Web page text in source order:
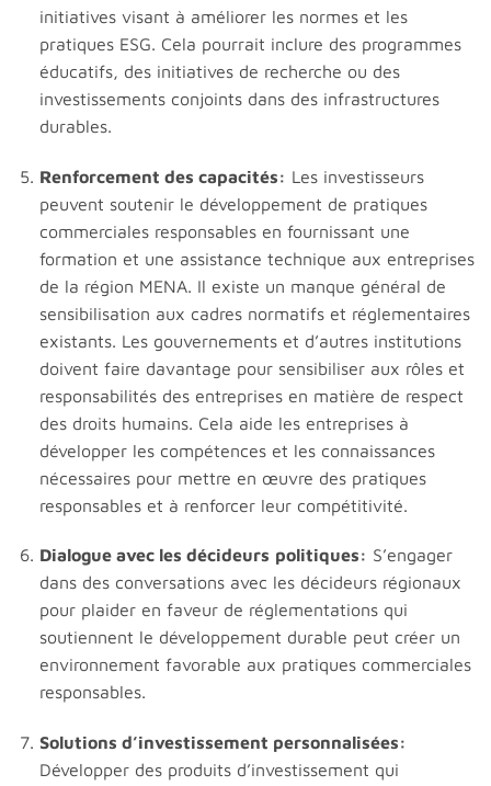
initiatives visant à améliorer les normes et les
pratiques ESG. Cela pourrait inclure des programmes
éducatifs, des initiatives de recherche ou des
investissements conjoints dans des infrastructures
durables.
Renforcement des capacités: Les investisseurs
peuvent soutenir le développement de pratiques
commerciales responsables en fournissant une
formation et une assistance technique aux entreprises
de la région MENA. Il existe un manque général de
sensibilisation aux cadres normatifs et réglementaires
existants. Les gouvernements et d’autres institutions
doivent faire davantage pour sensibiliser aux rôles et
responsabilités des entreprises en matière de respect
des droits humains. Cela aide les entreprises à
développer les compétences et les connaissances
nécessaires pour mettre en œuvre des pratiques
responsables et à renforcer leur compétitivité.
Dialogue avec les décideurs politiques: S’engager
dans des conversations avec les décideurs régionaux
pour plaider en faveur de réglementations qui
soutiennent le développement durable peut créer un
environnement favorable aux pratiques commerciales
responsables.
Solutions d’investissement personnalisées:
Développer des produits d’investissement qui